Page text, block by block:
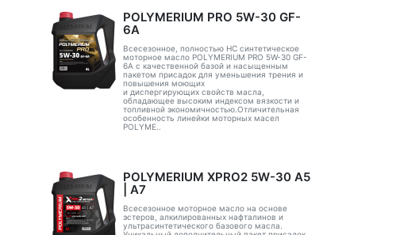
POLYMERIUM PRO 5W-30 GF-
6A
Всесезонное, полностью HC синтетическое
моторное масло POLYMERIUM PRO 5W-30 GF-
6A с качественной базой и насыщенным
пакетом присадок для уменьшения трения и
повышения моющих
и диспергирующих свойств масла,
обладающее высоким индексом вязкости и
топливной экономичностью.Отличительная
особенность линейки моторных масел
POLYME..
POLYMERIUM XPRO2 5W-30 А5
| А7
Всесезонное моторное масло на основе
эстеров, алкилированных нафталинов и
ультрасинтетического базового масла.